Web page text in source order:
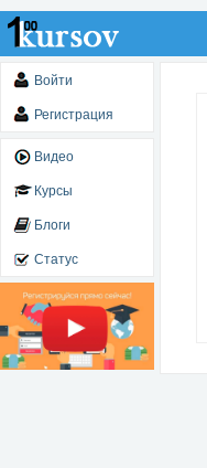
Войти
Регистрация
Видео
Курсы
Блоги
Статус